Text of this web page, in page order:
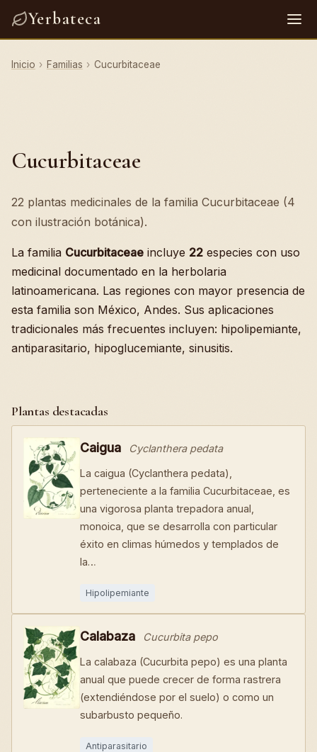
Yerbateca
Inicio › Familias › Cucurbitaceae
Cucurbitaceae
22 plantas medicinales de la familia Cucurbitaceae (4
con ilustración botánica).
La familia Cucurbitaceae incluye 22 especies con uso
medicinal documentado en la herbolaria
latinoamericana. Las regiones con mayor presencia de
esta familia son México, Andes. Sus aplicaciones
tradicionales más frecuentes incluyen: hipolipemiante,
antiparasitario, hipoglucemiante, sinusitis.
Plantas destacadas
Caigua Cyclanthera pedata
La caigua (Cyclanthera pedata),
perteneciente a la familia Cucurbitaceae, es
una vigorosa planta trepadora anual,
monoica, que se desarrolla con particular
éxito en climas húmedos y templados de
la…
Hipolipemiante
Calabaza Cucurbita pepo
La calabaza (Cucurbita pepo) es una planta
anual que puede crecer de forma rastrera
(extendiéndose por el suelo) o como un
subarbusto pequeño.
Antiparasitario